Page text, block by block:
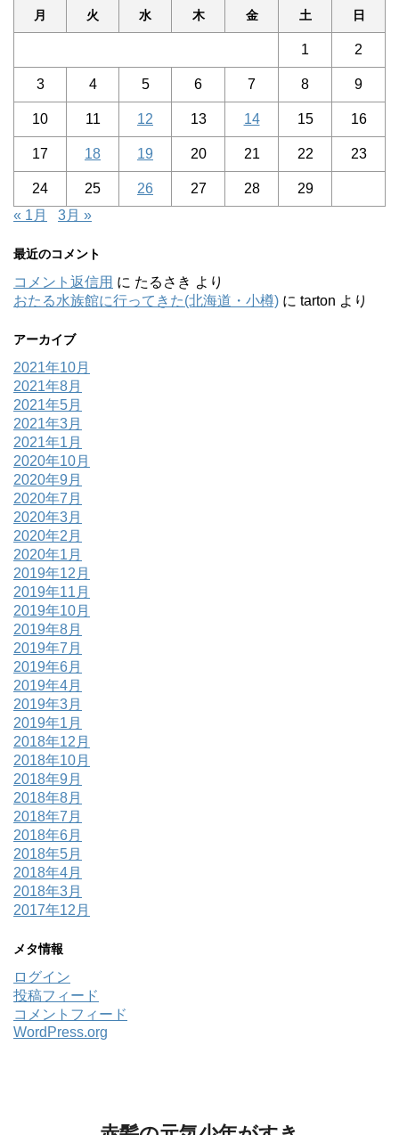
月 火 水 木 金 土 日
1 2
3 4 5 6 7 8 9
10 11 12 13 14 15 16
17 18 19 20 21 22 23
24 25 26 27 28
29
« 1月
3月 »
最近のコメント
コメント返信用 に たるさき より
おたる水族館に行ってきた(北海道・小樽) に tarton より
アーカイブ
2021年10月
2021年8月
2021年5月
2021年3月
2021年1月
2020年10月
2020年9月
2020年7月
2020年3月
2020年2月
2020年1月
2019年12月
2019年11月
2019年10月
2019年8月
2019年7月
2019年6月
2019年4月
2019年3月
2019年1月
2018年12月
2018年10月
2018年9月
2018年8月
2018年7月
2018年6月
2018年5月
2018年4月
2018年3月
2017年12月
メタ情報
ログイン
投稿フィード
コメントフィード
WordPress.org